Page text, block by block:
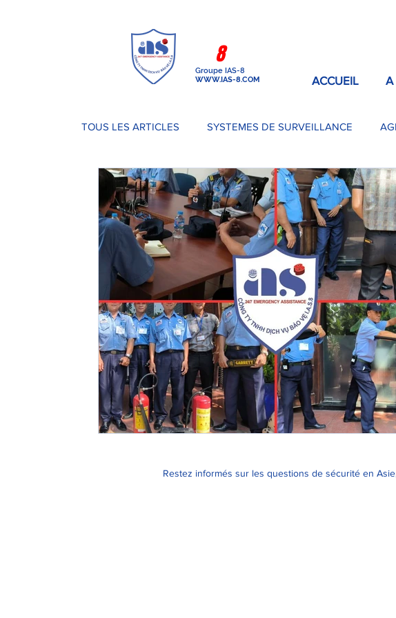
8PROTECTION
ACCUEIL A
Groupe IAS-8
WWW.IAS-8.COM
TOUS LES ARTICLES SYSTEMES DE SURVEILLANCE
ACTUS IAS-8 PROTECTION
Restez informés sur les questions de sécurité en